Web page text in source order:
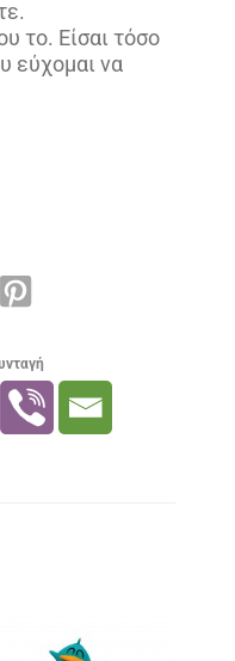
το. Είσαι τόσο
εύχομαι να